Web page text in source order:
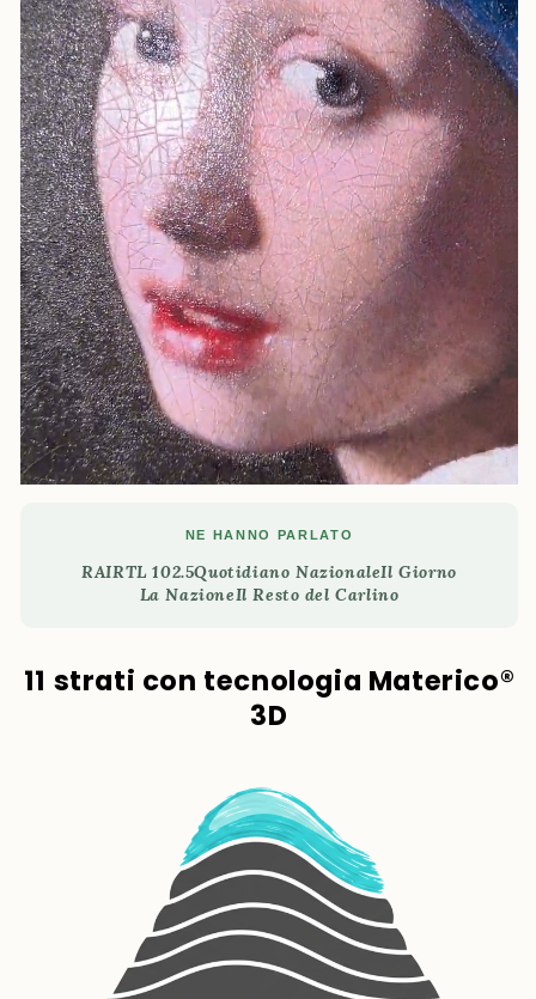
NE HANNO PARLATO
RAIRTL 102.5Quotidiano NazionaleIl Giorno
La NazioneIl Resto del Carlino
11 strati con tecnologia Materico®
3D